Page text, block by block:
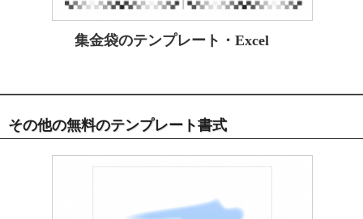
集金袋のテンプレート・Excel
その他の無料のテンプレート書式